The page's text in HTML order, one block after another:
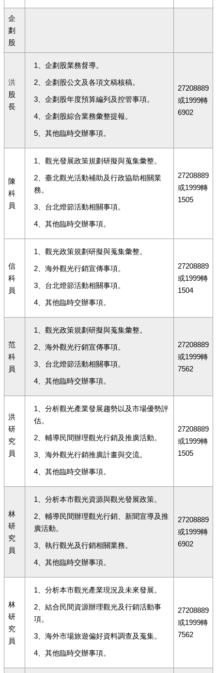
企
劃
股
洪
股
長
1、企劃股業務督導。
2、企劃股公文及各項文稿核稿。
3、企劃股年度預算編列及控管事項。
4、企劃股綜合業務彙整提報。
5、其他臨時交辦事項。
27208889
或1999轉
6902
陳
科
員
1、觀光發展政策規劃研擬與蒐集彙整。
2、臺北觀光活動補助及行政協助相關業
務。
3、台北燈節活動相關事項。
4、其他臨時交辦事項。
27208889
或1999轉
1505
信
科
員
1、觀光政策規劃研擬與蒐集彙整。
2、海外觀光行銷宣傳事項。
3、台北燈節活動相關事項。
4、其他臨時交辦事項。
27208889
或1999轉
1504
范
科
員
1、觀光政策規劃研擬與蒐集彙整。
2、海外觀光行銷宣傳事項。
3、台北燈節活動相關事項。
4、其他臨時交辦事項。
27208889
或1999轉
7562
洪
研
究
員
1、分析觀光產業發展趨勢以及市場優勢評
估。
2、輔導民間辦理觀光行銷及推廣活動。
3、海外觀光行銷推廣計畫與交流。
4、其他臨時交辦事項。
27208889
或1999轉
1505
林
研
究
員
1、分析本市觀光資源與觀光發展政策。
2、輔導民間辦理觀光行銷、新聞宣導及推
廣活動。
3、執行觀光及行銷相關業務。
4、其他臨時交辦事項。
27208889
或1999轉
6902
林
研
究
員
1、分析本市觀光產業現況及未來發展。
2、結合民間資源辦理觀光及行銷活動事
項。
3、海外市場旅遊偏好資料調查及蒐集。
4、其他臨時交辦事項。
27208889
或1999轉
7562